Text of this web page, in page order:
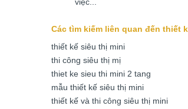
Các tìm kiếm liên quan đến thiết
thiết kế siêu thị mini
thi công siêu thị mị
thiet ke sieu thi mini 2 tang
mẫu thiết kế siêu thị mini
thiết kế và thi công siêu thị mini